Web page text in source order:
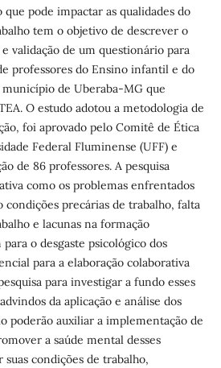
que pode impactar as qualidades do
tem o objetivo de descrever o
validação de um questionário para
professores do Ensino infantil e do
de Uberaba-MG que
O estudo adotou a metodologia de
foi aprovado pelo Comitê de Ética
Federal Fluminense (UFF) e
de 86 professores. A pesquisa
como os problemas enfrentados
condições precárias de trabalho, falta
e lacunas na formação
o desgaste psicológico dos
para a elaboração colaborativa
para investigar a fundo esses
da aplicação e análise dos
poderão auxiliar a implementação de
a saúde mental desses
condições de trabalho,